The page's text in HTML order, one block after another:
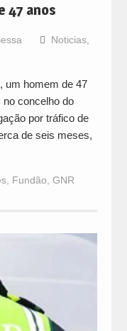
47 anos
Noticias,
um homem de 47
concelho do
por tráfico de
de seis meses,
, Fundão GNR